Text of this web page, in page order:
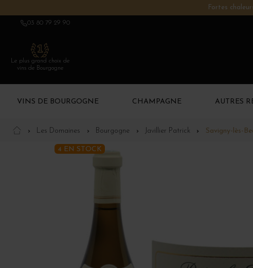
Fortes
03 80 79 29 90
Le plus grand choix de
vins de Bourgogne
VINS DE BOURGOGNE CHAMPAGNE AUTRES
Les Domaines Bourgogne Javillier Patrick Savigny-lès-
4 EN STOCK